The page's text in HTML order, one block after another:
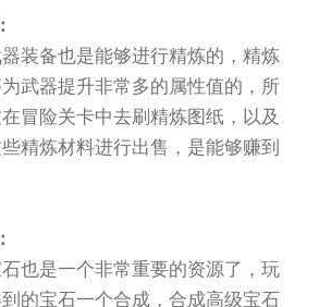
装备也是能够进行精炼的，精炼
武器提升非常多的属性值的，所
冒险关卡中去刷精炼图纸，以及
精炼材料进行出售，是能够赚到
也是一个非常重要的资源了，玩
的宝石一个合成，合成高级宝石